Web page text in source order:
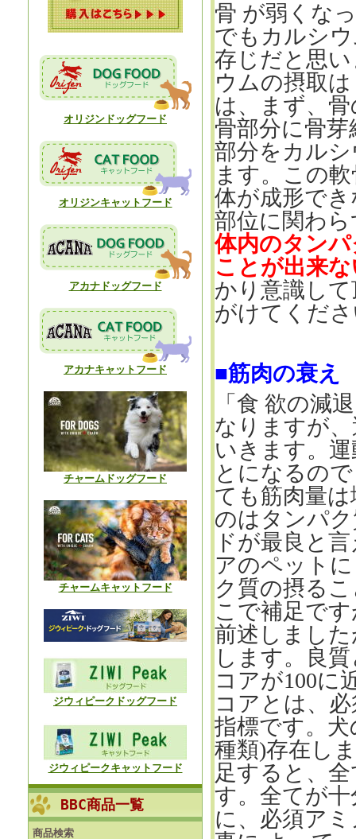
オリジンドッグフード
オリジンキャットフード
アカナドッグフード
アカナキャットフード
チャームドッグフード
チャームキャットフード
ジウィピークドッグフード
ジウィピークキャットフード
BBC商品一覧
商品検索
骨 が弱くな
でもカルシ
存じだと思
ウムの摂取
は、まず、
骨部分に骨
部分をカル
ます。この
体が成形で
部位に関わ
体内のタン
ことが出来
かり意識し
がけてくだ
■筋肉の衰え
「食 欲の減
なりますが
いきます。
とになるの
ても筋肉量
のはタンパ
ドが最良と
アのペット
ク質の摂る
こで補足で
前述しまし
します。良
コアが100に
コアとは、
指標です。
種類)存在し
足すると、
す。全てが
に、必須ア